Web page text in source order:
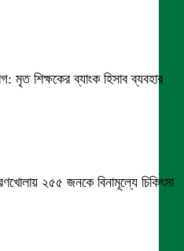
মৃত শিক্ষকের ব্যাংক হিসাব ব্যবহার
২৫৫ জনকে বিনামূল্যে চিকিৎসা